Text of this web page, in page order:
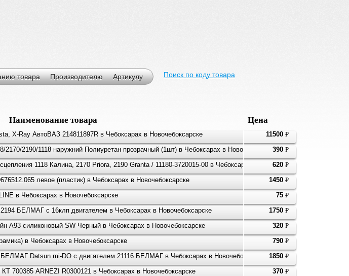
товара Производителю Артикулу Поиск по коду товара
Наименование товара Цена
X-Ray АвтоВАЗ 214811897R в Чебоксарах в Новочебоксарске 11500 PУБ.
2170/2190/1118 наружний Полиуретан прозрачный (1шт) в Чебоксарах в Новочебоксарске
390 PУБ.
1118 Калина, 2170 Priora, 2190 Granta / 11180-3720015-00 в Чебоксарах в Новочебоксарске
620 PУБ.
левое (пластик) в Чебоксарах в Новочебоксарске 1450 PУБ.
в Чебоксарах в Новочебоксарске 75 PУБ.
БЕЛМАГ с 16клп двигателем в Чебоксарах в Новочебоксарске 1750 PУБ.
A93 силиконовый SW Черный в Чебоксарах в Новочебоксарске 320 PУБ.
в Чебоксарах в Новочебоксарске 790 PУБ.
Datsun mi-DO с двигателем 21116 БЕЛМАГ в Чебоксарах в Новочебоксарске 1850 PУБ.
700385 ARNEZI R0300121 в Чебоксарах в Новочебоксарске 370 PУБ.